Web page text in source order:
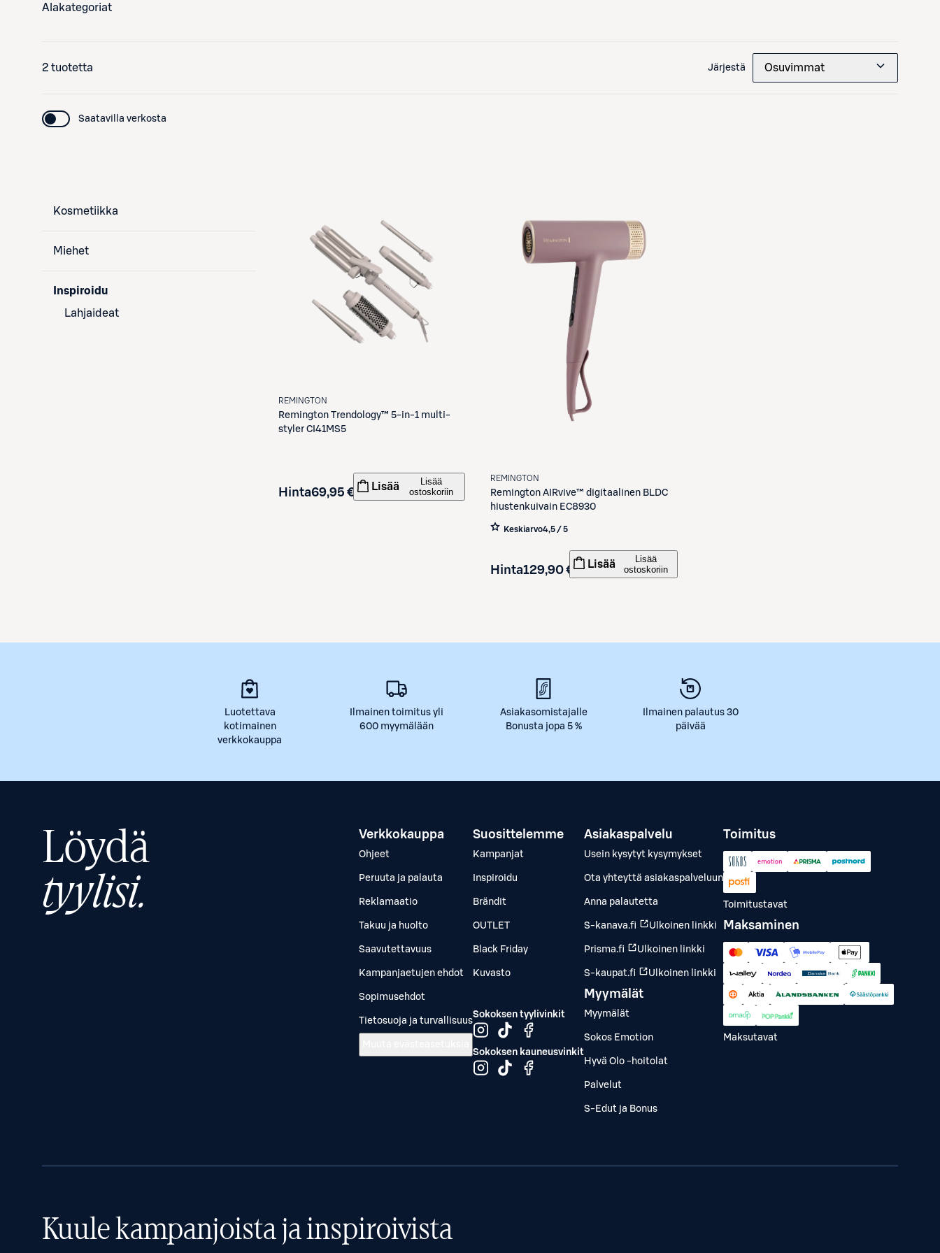
Alakategoriat
2 tuotetta Järjestä Osuvimmat
Saatavilla verkosta
Kosmetiikka
Miehet
Inspiroidu
Lahjaideat
REMINGTON
Remington Trendology™ 5-in-1 multi-
styler CI41MS5
Hinta69,95 € Lisää
Lisää
ostoskoriin
REMINGTON
Remington AIRvive™ digitaalinen BLDC
hiustenkuivain EC8930
Keskiarvo4,5 / 5
Hinta129,90 € Lisää
Lisää
ostoskoriin
Luotettava
kotimainen
verkkokauppa
Ilmainen toimitus yli
600 myymälään
Asiakasomistajalle
Bonusta jopa 5 %
Ilmainen palautus 30
päivää
Löydä
tyylisi.
Verkkokauppa
Ohjeet
Peruuta ja palauta
Reklamaatio
Takuu ja huolto
Saavutettavuus
Kampanjaetujen ehdot
Sopimusehdot
Tietosuoja ja turvallisuus
Suosittelemme
Kampanjat
Inspiroidu
Brändit
OUTLET
Black Friday
Kuvasto
Sokoksen tyylivinkit
Sokoksen kauneusvinkit
Asiakaspalvelu
Usein kysytyt kysymykset
Ota yhteyttä asiakaspalveluun
Anna palautetta
S-kanava.fi Ulkoinen linkki
Prisma.fi Ulkoinen linkki
S-kaupat.fi Ulkoinen linkki
Myymälät
Myymälät
Sokos Emotion
Hyvä Olo -hoitolat
Palvelut
S-Edut ja Bonus
Toimitus
Toimitustavat
Maksaminen
Maksutavat
Kuule kampanjoista ja inspiroivista